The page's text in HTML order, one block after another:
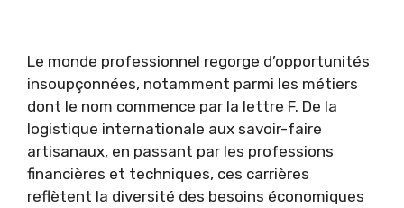
Le monde professionnel regorge d’opportunités
insoupçonnées, notamment parmi les métiers
dont le nom commence par la lettre F. De la
logistique internationale aux savoir-faire
artisanaux, en passant par les professions
financières et techniques, ces carrières
reflètent la diversité des besoins économiques